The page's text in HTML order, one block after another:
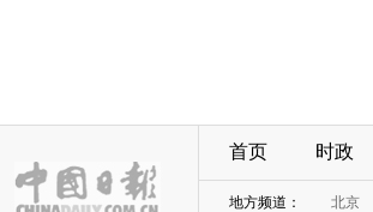
首页 时政
地方频道： 北京